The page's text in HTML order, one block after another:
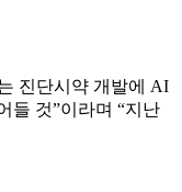
진단시약 개발에 AI
들 것”이라며 “지난